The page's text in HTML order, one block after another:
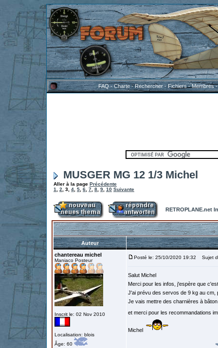
FAQ-Charte-Rechercher-Fichiers-Membres
MUSGER MG 12 1/3 Michel
Aller à la page Précédente
1
2 3 4 5 6 7 8 9 10 Suivante
RETROPLANE.net
Auteur
chantereau michel
Maniaco Posteur
Inscrit le: 02 Nov 2010
Localisation: blois
Âge: 60
Posté le: 25/10/2020 19:32 Sujet
Salut Michel
Merci pour les infos, j'espère que
J'ai prévu des servos de 9 kg au cm,
Je vais mettre des charnières à
et merci pour les recommandations
Michel